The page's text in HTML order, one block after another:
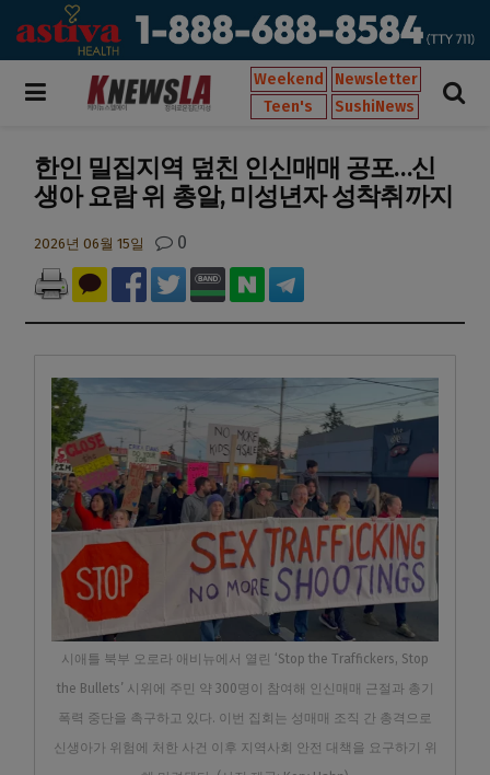
Weekend
Newsletter
Teen's
SushiNews
한인 밀집지역 덮친 인신매매 공포…신
생아 요람 위 총알, 미성년자 성착취까지
2026년 06월 15일 0
시애틀 북부 오로라 애비뉴에서 열린 ‘Stop the Traffickers, Stop
the Bullets’ 시위에 주민 약 300명이 참여해 인신매매 근절과 총기
폭력 중단을 촉구하고 있다. 이번 집회는 성매매 조직 간 총격으로
신생아가 위험에 처한 사건 이후 지역사회 안전 대책을 요구하기 위